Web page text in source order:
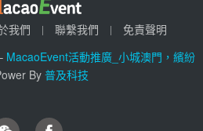
我們 聯繫我們
免責聲明
MacaoEvent活動推廣_小城澳門，繽紛
By 普及科技